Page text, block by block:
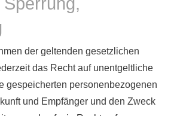
der geltenden gesetzlichen
das Recht auf unentgeltliche
gespeicherten personenbezogenen
und Empfänger und den Zweck